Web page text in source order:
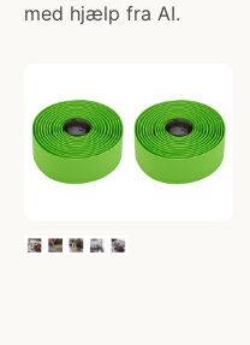
med hjælp fra AI.